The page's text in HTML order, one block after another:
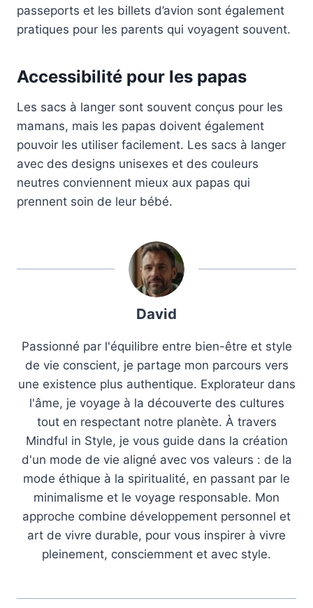
passeports et les billets d’avion sont également
pratiques pour les parents qui voyagent souvent.
Accessibilité pour les papas
Les sacs à langer sont souvent conçus pour les
mamans, mais les papas doivent également
pouvoir les utiliser facilement. Les sacs à langer
avec des designs unisexes et des couleurs
neutres conviennent mieux aux papas qui
prennent soin de leur bébé.
David
Passionné par l'équilibre entre bien-être et style
de vie conscient, je partage mon parcours vers
une existence plus authentique. Explorateur dans
l'âme, je voyage à la découverte des cultures
tout en respectant notre planète. À travers
Mindful in Style, je vous guide dans la création
d'un mode de vie aligné avec vos valeurs : de la
mode éthique à la spiritualité, en passant par le
minimalisme et le voyage responsable. Mon
approche combine développement personnel et
art de vivre durable, pour vous inspirer à vivre
pleinement, consciemment et avec style.